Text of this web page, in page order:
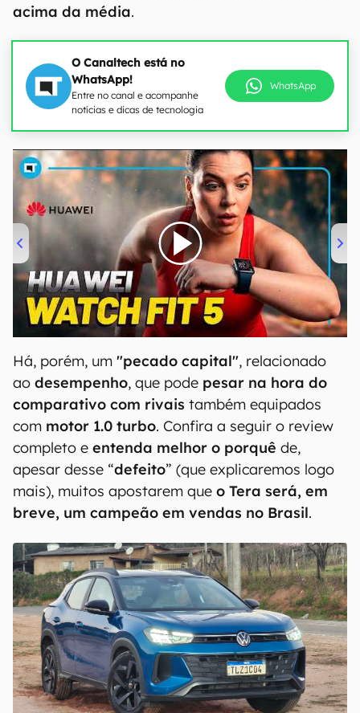
acima da média.
O Canaltech está no
WhatsApp!
Entre no canal e acompanhe
notícias e dicas de tecnologia
WhatsApp
00:00/04:51
Há, porém, um "pecado capital", relacionado
ao desempenho, que pode pesar na hora do
comparativo com rivais também equipados
com motor 1.0 turbo. Confira a seguir o review
completo e entenda melhor o porquê de,
apesar desse “defeito” (que explicaremos logo
mais), muitos apostarem que o Tera será, em
breve, um campeão em vendas no Brasil.